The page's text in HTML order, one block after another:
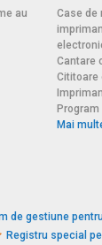
au
Case de
Cantare
Cititoare
Program
Mai
de gestiune
Registru special